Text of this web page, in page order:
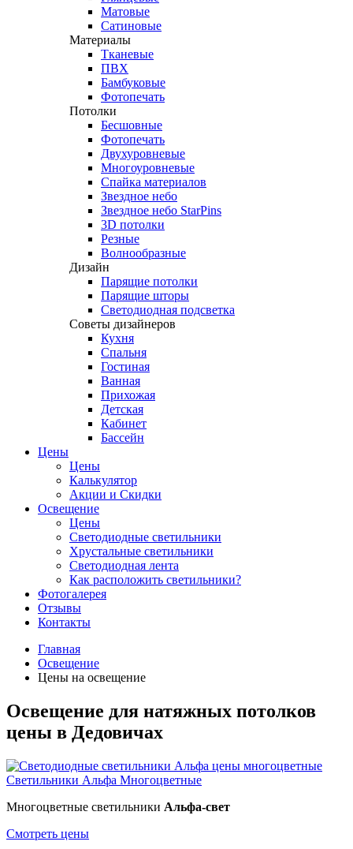
Матовые
Сатиновые
Материалы
Тканевые
ПВХ
Бамбуковые
Фотопечать
Потолки
Бесшовные
Фотопечать
Двухуровневые
Многоуровневые
Спайка материалов
Звездное небо
Звездное небо StarPins
3D потолки
Резные
Волнообразные
Дизайн
Парящие потолки
Парящие шторы
Светодиодная подсветка
Советы дизайнеров
Кухня
Спальня
Гостиная
Ванная
Прихожая
Детская
Кабинет
Бассейн
Цены
Цены
Калькулятор
Акции и Скидки
Освещение
Цены
Светодиодные светильники
Хрустальные светильники
Светодиодная лента
Как расположить светильники?
Фотогалерея
Отзывы
Контакты
Главная
Освещение
Цены на освещение
Освещение для натяжных потолков
цены в Дедовичах
Светильники Альфа Многоцветные
Многоцветные светильники Альфа-свет
Смотреть цены